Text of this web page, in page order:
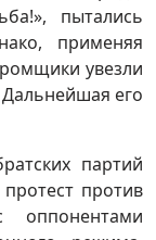
пытались
применяя
увезли
его
партий
против